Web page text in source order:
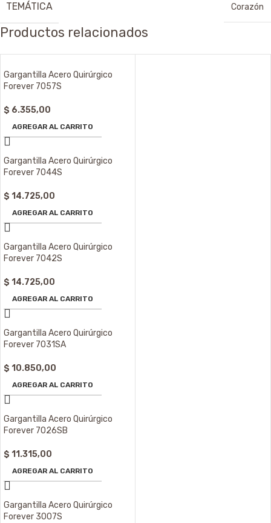
TEMÁTICA Corazón
Productos relacionados
Gargantilla Acero Quirúrgico
Forever 7057S
$ 6.355,00
AGREGAR AL CARRITO
Gargantilla Acero Quirúrgico
Forever 7044S
$ 14.725,00
AGREGAR AL CARRITO
Gargantilla Acero Quirúrgico
Forever 7042S
$ 14.725,00
AGREGAR AL CARRITO
Gargantilla Acero Quirúrgico
Forever 7031SA
$ 10.850,00
AGREGAR AL CARRITO
Gargantilla Acero Quirúrgico
Forever 7026SB
$ 11.315,00
AGREGAR AL CARRITO
Gargantilla Acero Quirúrgico
Forever 3007S